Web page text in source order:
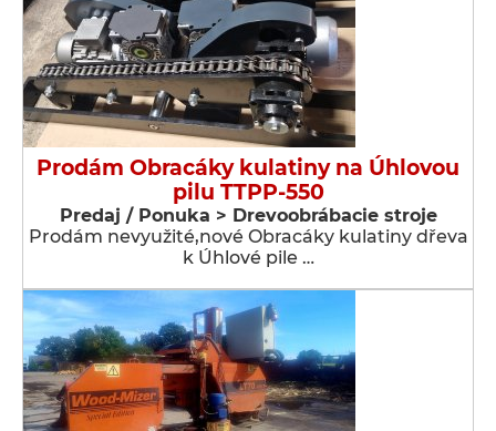
Prodám Obracáky kulatiny na Úhlovou
pilu TTPP-550
Predaj / Ponuka > Drevoobrábacie stroje
Prodám nevyužité,nové Obracáky kulatiny dřeva
k Úhlové pile …